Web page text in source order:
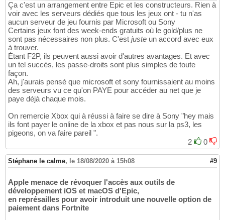
Ça c'est un arrangement entre Epic et les constructeurs. Rien à
voir avec les serveurs dédiés que tous les jeux ont - tu n'as
aucun serveur de jeu fournis par Microsoft ou Sony
Certains jeux font des week-ends gratuits où le gold/plus ne
sont pas nécessaires non plus. C'est juste un accord avec eux
à trouver.
Étant F2P, ils peuvent aussi avoir d'autres avantages. Et avec
un tel succès, les passe-droits sont plus simples de toute
façon.
Ah, j'aurais pensé que microsoft et sony fournissaient au moins
des serveurs vu ce qu'on PAYE pour accéder au net que je
paye déjà chaque mois.
On remercie Xbox qui à réussi à faire se dire à Sony "hey mais
ils font payer le online de la xbox et pas nous sur la ps3, les
pigeons, on va faire pareil ".
2
0
Stéphane le calme, le 18/08/2020 à 15h08 #9
Apple menace de révoquer l'accès aux outils de
développement iOS et macOS d'Epic,
en représailles pour avoir introduit une nouvelle option de
paiement dans Fortnite